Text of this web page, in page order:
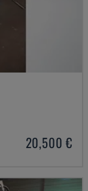
20,500 €